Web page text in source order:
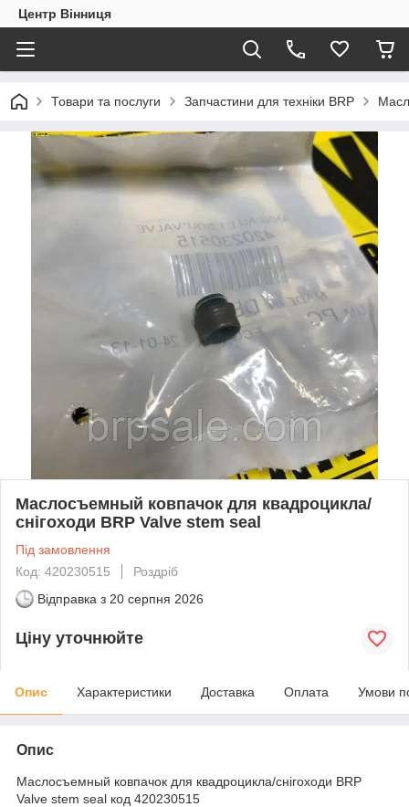
Центр Вінниця
Товари та послуги Запчастини для техніки BRP
Маслосъемный ковпачок для квадроцикла/
снігоходи BRP Valve stem seal
Під замовлення
Код: 420230515
Роздріб
Відправка з 20 серпня 2026
Ціну уточнюйте
Опис Характеристики Доставка Оплата Умови
Опис
Маслосъемный ковпачок для квадроцикла/снігоходи BRP
Valve stem seal код 420230515